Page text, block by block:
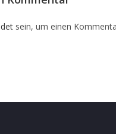
sein, um einen